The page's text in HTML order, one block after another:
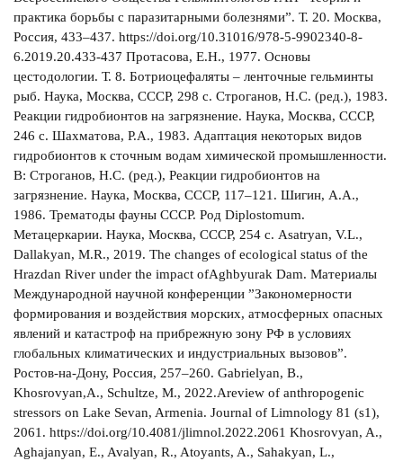
практика борьбы с паразитарными болезнями”. Т. 20. Москва,
Россия, 433–437. https://doi.org/10.31016/978-5-9902340-8-
6.2019.20.433-437 Протасова, Е.Н., 1977. Основы
цестодологии. Т. 8. Ботриоцефаляты – ленточные гельминты
рыб. Наука, Москва, СССР, 298 с. Строганов, Н.С. (ред.), 1983.
Реакции гидробионтов на загрязнение. Наука, Москва, СССР,
246 с. Шахматова, Р.А., 1983. Адаптация некоторых видов
гидробионтов к сточным водам химической промышленности.
В: Строганов, Н.С. (ред.), Реакции гидробионтов на
загрязнение. Наука, Москва, СССР, 117–121. Шигин, А.А.,
1986. Трематоды фауны СССР. Род Diplostomum.
Метацеркарии. Наука, Москва, СССР, 254 с. Asatryan, V.L.,
Dallakyan, M.R., 2019. The changes of ecological status of the
Hrazdan River under the impact ofAghbyurak Dam. Материалы
Международной научной конференции ”Закономерности
формирования и воздействия морских, атмосферных опасных
явлений и катастроф на прибрежную зону РФ в условиях
глобальных климатических и индустриальных вызовов”.
Ростов-на-Дону, Россия, 257–260. Gabrielyan, B.,
Khosrovyan,A., Schultze, M., 2022.Areview of anthropogenic
stressors on Lake Sevan, Armenia. Journal of Limnology 81 (s1),
2061. https://doi.org/10.4081/jlimnol.2022.2061 Khosrovyan, A.,
Aghajanyan, E., Avalyan, R., Atoyants, A., Sahakyan, L.,